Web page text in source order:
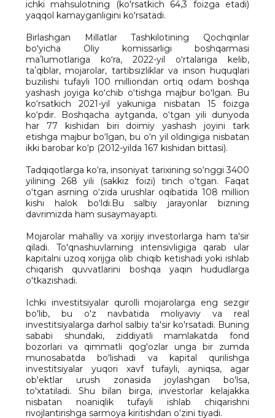
ichki mahsulotning (ko'rsatkich 64,3 foizga etadi)
yaqqol kamayganligini ko'rsatadi.
Birlashgan Millatlar Tashkilotining Qochqinlar
boʻyicha Oliy komissarligi boshqarmasi
maʼlumotlariga koʻra, 2022-yil oʻrtalariga kelib,
taʼqiblar, mojarolar, tartibsizliklar va inson huquqlari
buzilishi tufayli 100 milliondan ortiq odam boshqa
yashash joyiga koʻchib oʻtishga majbur boʻlgan. Bu
ko‘rsatkich 2021-yil yakuniga nisbatan 15 foizga
ko‘pdir. Boshqacha aytganda, o‘tgan yili dunyoda
har 77 kishidan biri doimiy yashash joyini tark
etishga majbur bo‘lgan, bu o‘n yil oldingiga nisbatan
ikki barobar ko‘p (2012-yilda 167 kishidan bittasi).
Tadqiqotlarga ko‘ra, insoniyat tarixining so‘nggi 3400
yilining 268 yili (sakkiz foizi) tinch o‘tgan. Faqat
o‘tgan asrning o‘zida urushlar oqibatida 108 million
kishi halok bo‘ldi.Bu salbiy jarayonlar bizning
davrimizda ham susaymayapti.
Mojarolar mahalliy va xorijiy investorlarga ham ta'sir
qiladi. To'qnashuvlarning intensivligiga qarab ular
kapitalni uzoq xorijga olib chiqib ketishadi yoki ishlab
chiqarish quvvatlarini boshqa yaqin hududlarga
o'tkazishadi.
Ichki investitsiyalar qurolli mojarolarga eng sezgir
bo'lib, bu o'z navbatida moliyaviy va real
investitsiyalarga darhol salbiy ta'sir ko'rsatadi. Buning
sababi shundaki, ziddiyatli mamlakatda fond
bozorlari va qimmatli qog'ozlar unga bir zumda
munosabatda bo'lishadi va kapital qurilishga
investitsiyalar yuqori xavf tufayli, ayniqsa, agar
ob'ektlar urush zonasida joylashgan bo'lsa,
to'xtatiladi. Shu bilan birga, investorlar kelajakka
nisbatan noaniqlik tufayli ishlab chiqarishni
rivojlantirishga sarmoya kiritishdan o‘zini tiyadi.